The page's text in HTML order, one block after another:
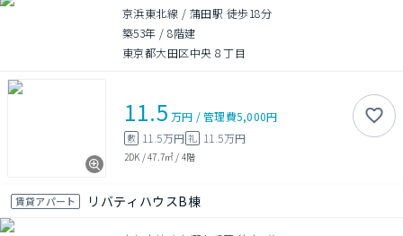
京浜東北線 / 蒲田駅 徒歩18分
築53年 /8階建
東京都大田区中央８丁目
11.5 万円 /管理費5,000円
敷 11.5万円 礼 11.5万円
2DK /47.7㎡ / 4階
賃貸アパート リバティハウスB棟